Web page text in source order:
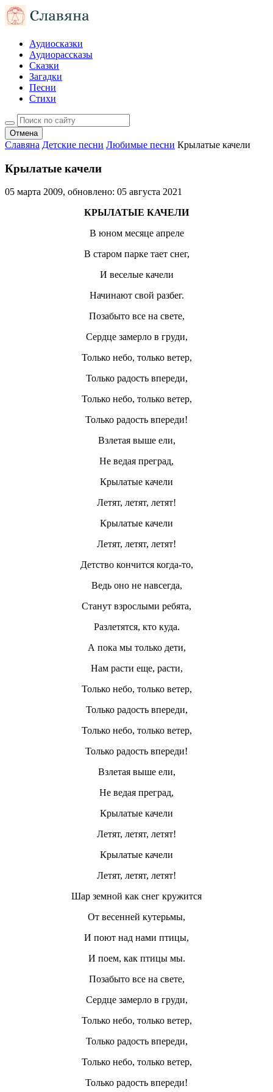
Аудиосказки
Аудиорассказы
Сказки
Загадки
Песни
Стихи
Отмена
Славяна Детские песни Любимые песни Крылатые качели
Крылатые качели
05 марта 2009, обновлено: 05 августа 2021
КРЫЛАТЫЕ КАЧЕЛИ
В юном месяце апреле
В старом парке тает снег,
И веселые качели
Начинают свой разбег.
Позабыто все на свете,
Сердце замерло в груди,
Только небо, только ветер,
Только радость впереди,
Только небо, только ветер,
Только радость впереди!
Взлетая выше ели,
Не ведая преград,
Крылатые качели
Летят, летят, летят!
Крылатые качели
Летят, летят, летят!
Детство кончится когда-то,
Ведь оно не навсегда,
Станут взрослыми ребята,
Разлетятся, кто куда.
А пока мы только дети,
Нам расти еще, расти,
Только небо, только ветер,
Только радость впереди,
Только небо, только ветер,
Только радость впереди!
Взлетая выше ели,
Не ведая преград,
Крылатые качели
Летят, летят, летят!
Крылатые качели
Летят, летят, летят!
Шар земной как снег кружится
От весенней кутерьмы,
И поют над нами птицы,
И поем, как птицы мы.
Позабыто все на свете,
Сердце замерло в груди,
Только небо, только ветер,
Только радость впереди,
Только небо, только ветер,
Только радость впереди!